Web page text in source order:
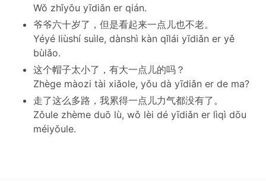
Wǒ zhǐyǒu yīdiǎn er qián.
爷爷六十岁了，但是看起来一点儿也不老。
Yéyé liùshí suìle, dànshì kàn qǐlái yīdiǎn er yě
bùlǎo.
这个帽子太小了，有大一点儿的吗？
Zhège màozi tài xiǎole, yǒu dà yīdiǎn er de ma?
走了这么多路，我累得一点儿力气都没有了。
Zǒule zhème duō lù, wǒ lèi dé yīdiǎn er lìqì dōu
méiyǒule.